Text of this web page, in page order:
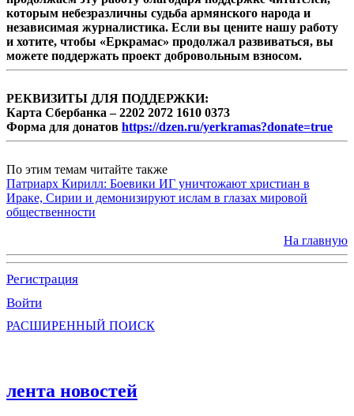
которым небезразличны судьба армянского народа и
независимая журналистика. Если вы цените нашу работу
и хотите, чтобы «Еркрамас» продолжал развиваться, вы
можете поддержать проект добровольным взносом.
РЕКВИЗИТЫ ДЛЯ ПОДДЕРЖКИ:
Карта Сбербанка – 2202 2072 1610 0373
Форма для донатов https://dzen.ru/yerkramas?donate=true
По этим темам читайте также
Патриарх Кирилл: Боевики ИГ уничтожают христиан в
Ираке, Сирии и демонизируют ислам в глазах мировой
общественности
На главную
Регистрация
Войти
РАСШИРЕННЫЙ ПОИСК
лента новостей